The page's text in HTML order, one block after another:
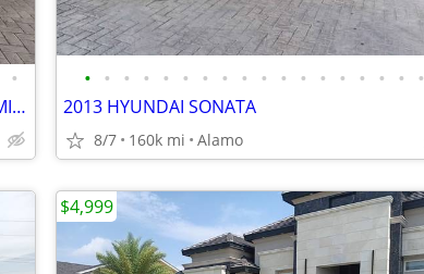
•
2007 CHEVROLET MALIBU LT 4CYL 155 MIL MILLAS
• • • • • • • • • • • • • • • • • •
2013 HYUNDAI SONATA
8/7 160k mi Alamo
$4,999